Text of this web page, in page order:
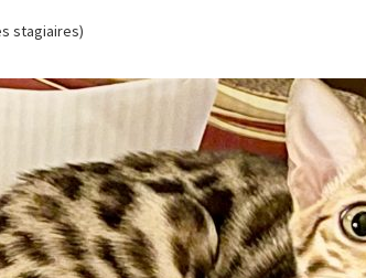
stagiaires)